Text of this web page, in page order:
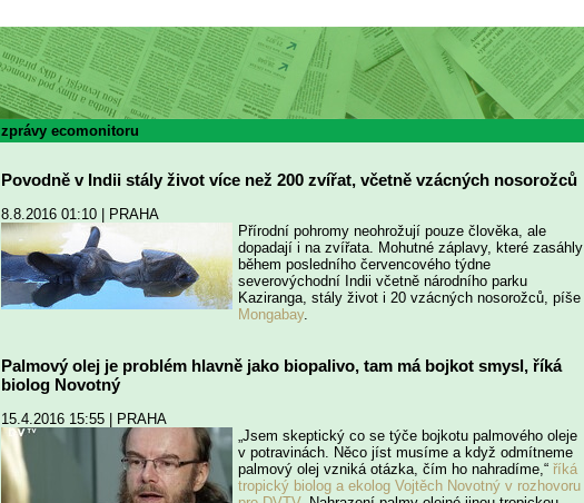
zprávy ecomonitoru
Povodně v Indii stály život více než 200 zvířat, včetně vzácných nosorožců
8.8.2016 01:10 | PRAHA
Přírodní pohromy neohrožují pouze člověka, ale
dopadají i na zvířata. Mohutné záplavy, které zasáhly
během posledního červencového týdne
severovýchodní Indii včetně národního parku
Kaziranga, stály život i 20 vzácných nosorožců, píše
Mongabay.
Palmový olej je problém hlavně jako biopalivo, tam má bojkot smysl, říká
biolog Novotný
15.4.2016 15:55 | PRAHA
„Jsem skeptický co se týče bojkotu palmového oleje
v potravinách. Něco jíst musíme a když odmítneme
palmový olej vzniká otázka, čím ho nahradíme,“ říká
tropický biolog a ekolog Vojtěch Novotný v rozhovoru